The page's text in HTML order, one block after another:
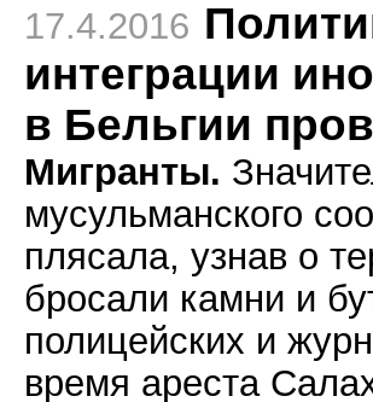
17.4.2016
интеграции
в Бельгии
Мигранты.
мусульманского
плясала, узнав о
бросали камни и
полицейских и
время ареста